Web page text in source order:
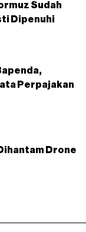
Sudah
Dipenuhi
Perpajakan
Drone